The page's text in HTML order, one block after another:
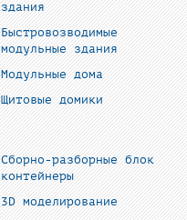
здания
Быстровозводимые
модульные здания
Модульные дома
Щитовые домики
Сборно-разборные блок
контейнеры
3D моделирование